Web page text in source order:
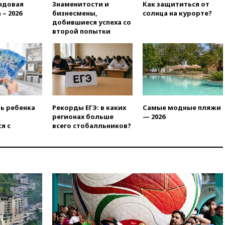
вчера, 20:35 ПВО за день
сбила еще 281 украинский
вчера, 20:27Ямпольская
призвала оптимизировать
олимпиады для поступления в
вузы
вчера, 20:15Минтранс
защиту дорог от БПЛА из
средств на ремонт
августа посетит Сербию с
внесен законопроект об
отмене ЕГЭ
вчера, 19:50Аэропорты Сочи и
Ярославля приостановили
работу
2026
Знаменитости и
бизнесмены,
добившиеся успеха со
второй попытки
Как защититься от
солнца на курорте?
ребенка
с
Рекорды ЕГЭ: в каких
регионах больше
всего стобалльников?
Самые модные пляжи
— 2026